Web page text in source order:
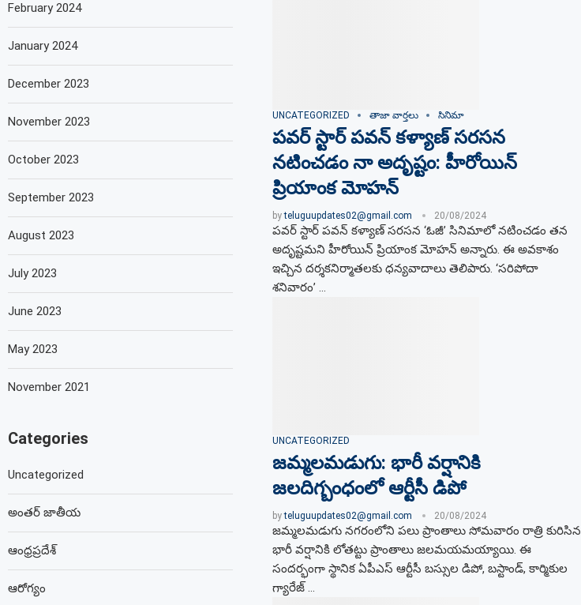
UNCATEGORIZED తాజా వార్తలు సినిమా
పవర్ స్టార్ పవన్ కళ్యాణ్ సరసన
నటించడం నా అదృష్టం: హీరోయిన్
ప్రియాంక మోహన్
byteluguupdates02@gmail.com 20/08/2024
పవర్ స్టార్ పవన్ కళ్యాణ్ సరసన ‘ఓజీ’ సినిమాలో నటించడం తన
అదృష్టమని హీరోయిన్ ప్రియాంక మోహన్ అన్నారు. ఈ అవకాశం
ఇచ్చిన దర్శకనిర్మాతలకు ధన్యవాదాలు తెలిపారు. ‘సరిపోదా
శనివారం’ …
UNCATEGORIZED
జమ్మలమడుగు: భారీ వర్షానికి
జలదిగ్బంధంలో ఆర్టీసీ డిపో
byteluguupdates02@gmail.com 20/08/2024
జమ్మలమడుగు నగరంలోని పలు ప్రాంతాలు సోమవారం రాత్రి కురిసిన
భారీ వర్షానికి లోతట్టు ప్రాంతాలు జలమయమయ్యాయి. ఈ
సందర్భంగా స్థానిక ఏపీఎస్ ఆర్టీసీ బస్సుల డిపో, బస్టాండ్, కార్మికుల
గ్యారేజ్ …
February 2024
January 2024
December 2023
November 2023
October 2023
September 2023
August 2023
July 2023
June 2023
May 2023
November 2021
Categories
Uncategorized
అంతర్ జాతీయ
ఆంధ్రప్రదేశ్
ఆరోగ్యం